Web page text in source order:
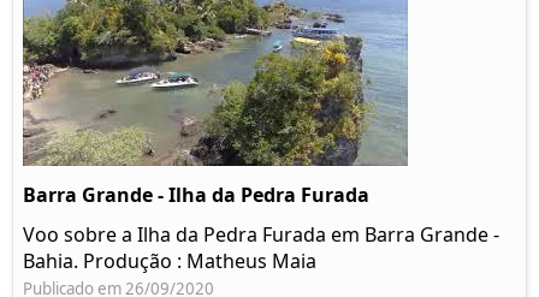
Barra Grande - Ilha da Pedra Furada
Voo sobre a Ilha da Pedra Furada em Barra Grande -
Bahia. Produção : Matheus Maia
Publicado em 26/09/2020